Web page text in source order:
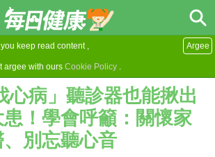
you keep read content ,
argee with ours Cookie Policy .
Argee
心病」聽診器也能揪出
患！學會呼籲：關懷家
別忘聽心音